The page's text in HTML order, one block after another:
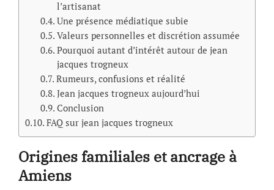
l’artisanat
Une présence médiatique subie
Valeurs personnelles et discrétion assumée
Pourquoi autant d’intérêt autour de jean
jacques trogneux
Rumeurs, confusions et réalité
Jean jacques trogneux aujourd’hui
Conclusion
FAQ sur jean jacques trogneux
Origines familiales et ancrage à
Amiens